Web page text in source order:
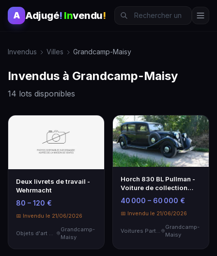
A Adjugé! Invendu!
Invendus Villes Grandcamp-Maisy
Invendus à Grandcamp-Maisy
14 lots disponibles
Deux livrets de travail -
Wehrmacht
80 – 120 €
📅 Invendu le 21/06/2026
Objets d'art & Curiosités
Grandcamp-
Maisy
Horch 830 BL Pullman -
Voiture de collection
d'exception
40 000 – 60 000 €
📅 Invendu le 21/06/2026
Voitures Particulières
Grandcamp-
Maisy